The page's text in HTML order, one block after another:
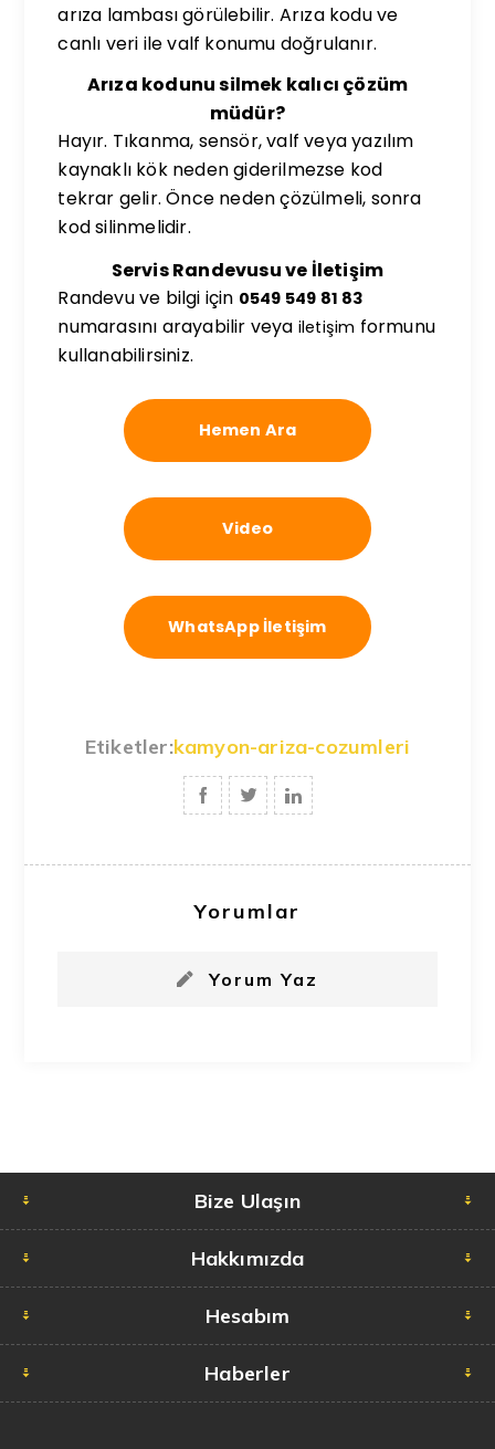
arıza lambası görülebilir. Arıza kodu ve
canlı veri ile valf konumu doğrulanır.
Arıza kodunu silmek kalıcı çözüm
müdür?
Hayır. Tıkanma, sensör, valf veya yazılım
kaynaklı kök neden giderilmezse kod
tekrar gelir. Önce neden çözülmeli, sonra
kod silinmelidir.
Servis Randevusu ve İletişim
Randevu ve bilgi için 0549 549 81 83
numarasını arayabilir veya iletişim formunu
kullanabilirsiniz.
Hemen Ara
Video
WhatsApp İletişim
Etiketler:kamyon-ariza-cozumleri
Yorumlar
Yorum Yaz
Bize Ulaşın
Hakkımızda
Hesabım
Haberler